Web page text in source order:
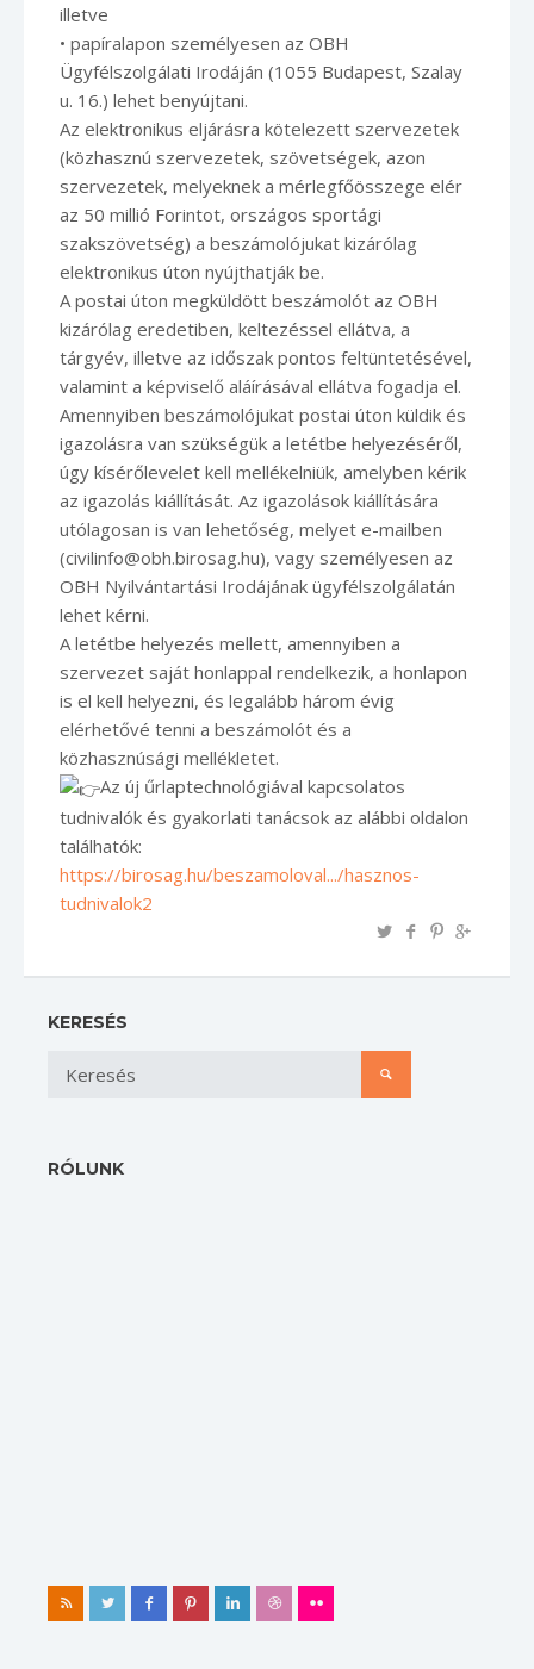
illetve
• papíralapon személyesen az OBH
Ügyfélszolgálati Irodáján (1055 Budapest, Szalay
u. 16.) lehet benyújtani.
Az elektronikus eljárásra kötelezett szervezetek
(közhasznú szervezetek, szövetségek, azon
szervezetek, melyeknek a mérlegfőösszege elér
az 50 millió Forintot, országos sportági
szakszövetség) a beszámolójukat kizárólag
elektronikus úton nyújthatják be.
A postai úton megküldött beszámolót az OBH
kizárólag eredetiben, keltezéssel ellátva, a
tárgyév, illetve az időszak pontos feltüntetésével,
valamint a képviselő aláírásával ellátva fogadja el.
Amennyiben beszámolójukat postai úton küldik és
igazolásra van szükségük a letétbe helyezéséről,
úgy kísérőlevelet kell mellékelniük, amelyben kérik
az igazolás kiállítását. Az igazolások kiállítására
utólagosan is van lehetőség, melyet e-mailben
(civilinfo@obh.birosag.hu), vagy személyesen az
OBH Nyilvántartási Irodájának ügyfélszolgálatán
lehet kérni.
A letétbe helyezés mellett, amennyiben a
szervezet saját honlappal rendelkezik, a honlapon
is el kell helyezni, és legalább három évig
elérhetővé tenni a beszámolót és a
közhasznúsági mellékletet.
Az új űrlaptechnológiával kapcsolatos
tudnivalók és gyakorlati tanácsok az alábbi oldalon
találhatók:
https://birosag.hu/beszamoloval.../hasznos-
tudnivalok2
KERESÉS
RÓLUNK